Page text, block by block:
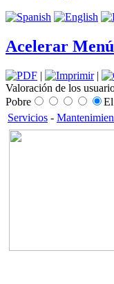
Acelerar
|
|
Valoración de los
Pobre
Servicios -